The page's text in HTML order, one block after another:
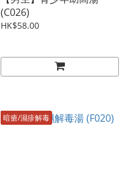
(C026)
HK$58.00
暗瘡/濕疹解毒